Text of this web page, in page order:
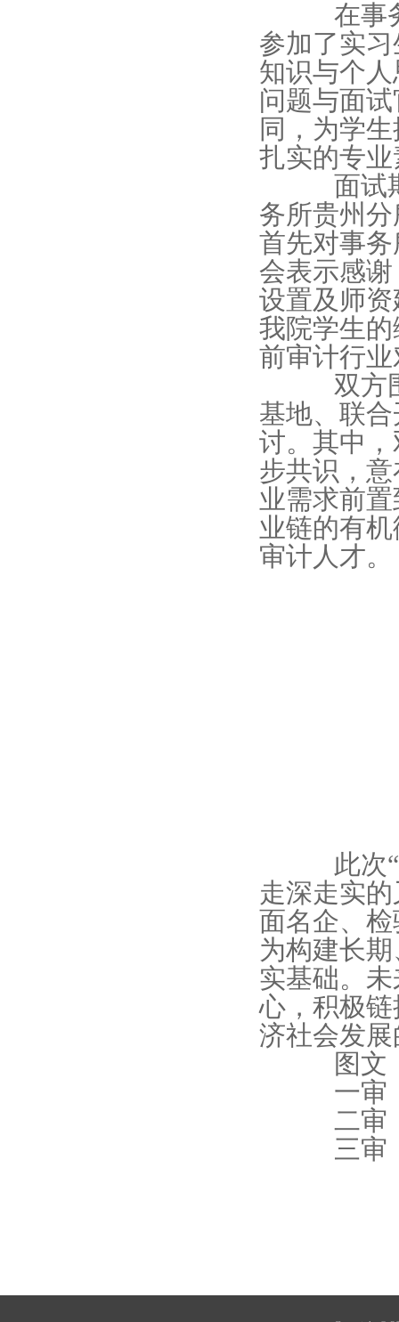
在事务
参加了实
知识与个
问题与面
同，为学
扎实的专
面试期
务所贵州
首先对事
会表示感
设置及师
我院学生
前审计行
双方围
基地、联
讨。其中
步共识，
业需求前
业链的有
审计人才。
此次“
走深走实
面名企、
为构建长
实基础。
心，积极
济社会发
图文
一审
二审
三审